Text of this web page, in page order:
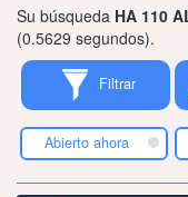
Su búsqueda HA 110
(0.5629 segundos).
Filtrar
Abierto ahora